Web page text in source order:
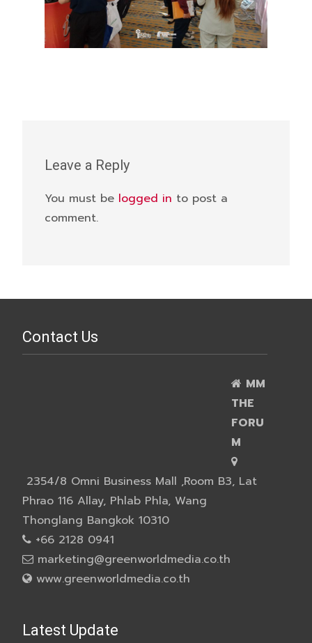
Leave a Reply
You must be logged in to post a
comment.
Contact Us
MM
THE
FORU
M
2354/8 Omni Business Mall ,Room B3, Lat
Phrao 116 Allay, Phlab Phla, Wang
Thonglang Bangkok 10310
+66 2128 0941
marketing@greenworldmedia.co.th
www.greenworldmedia.co.th
Latest Update